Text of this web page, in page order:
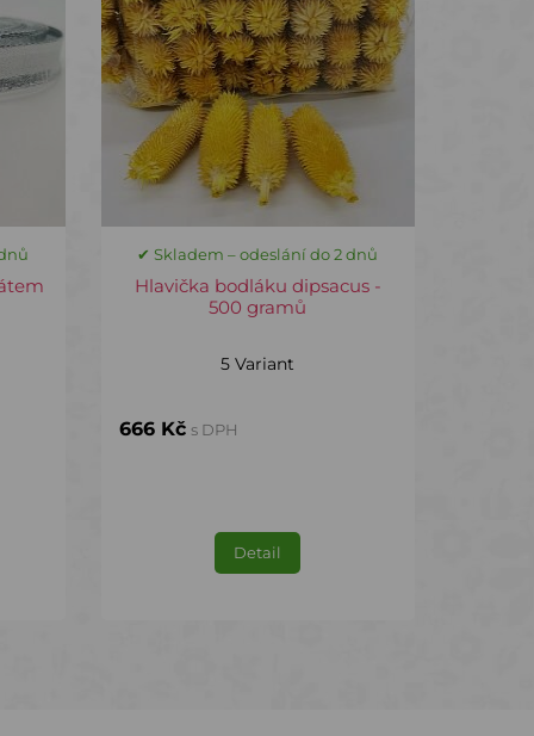
✔ Skladem – odeslání do 2 dnů
Hlavička bodláku dipsacus -
500 gramů
5 Variant
666 Kč s DPH
Detail